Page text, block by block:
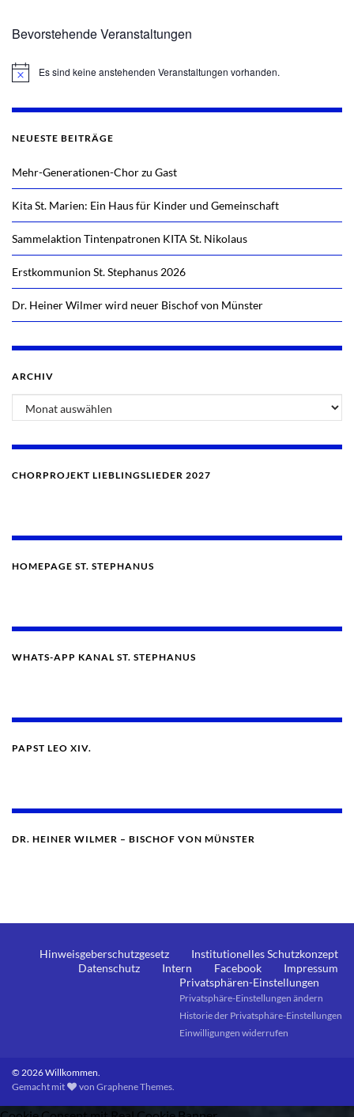
Bevorstehende Veranstaltungen
HinweisEs sind keine anstehenden Veranstaltungen vorhanden.
NEUESTE BEITRÄGE
Mehr-Generationen-Chor zu Gast
Kita St. Marien: Ein Haus für Kinder und Gemeinschaft
Sammelaktion Tintenpatronen KITA St. Nikolaus
Erstkommunion St. Stephanus 2026
Dr. Heiner Wilmer wird neuer Bischof von Münster
ARCHIV
Archiv
CHORPROJEKT LIEBLINGSLIEDER 2027
HOMEPAGE ST. STEPHANUS
WHATS-APP KANAL ST. STEPHANUS
PAPST LEO XIV.
DR. HEINER WILMER – BISCHOF VON MÜNSTER
Hinweisgeberschutzgesetz
Institutionelles Schutzkonzept
Datenschutz
Intern Facebook
Impressum
Privatsphären-Einstellungen
Privatsphäre-Einstellungen ändern
Historie der Privatsphäre-Einstellungen
Einwilligungen widerrufen
© 2026 Willkommen.
Gemacht mit
vonGraphene Themes